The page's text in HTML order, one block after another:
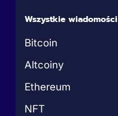
Wszystkie wiadomości
Bitcoin
Altcoiny
Ethereum
NFT